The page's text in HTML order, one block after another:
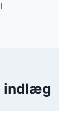
indlæg